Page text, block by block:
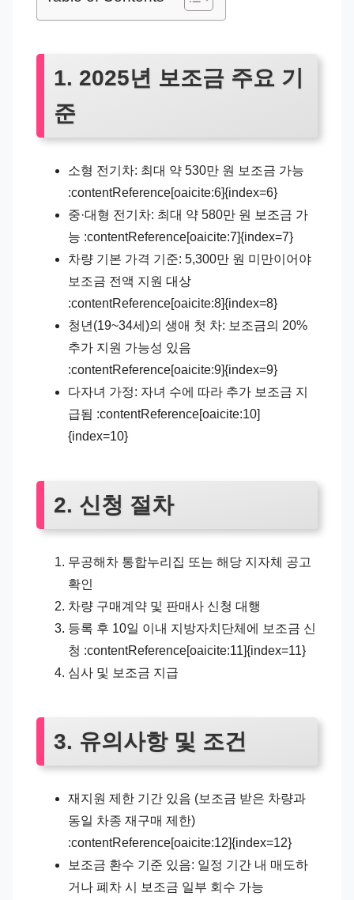
1. 2025년 보조금 주요 기
준
소형 전기차: 최대 약 530만 원 보조금 가능
:contentReference[oaicite:6]{index=6}
중·대형 전기차: 최대 약 580만 원 보조금 가
능 :contentReference[oaicite:7]{index=7}
차량 기본 가격 기준: 5,300만 원 미만이어야
보조금 전액 지원 대상
:contentReference[oaicite:8]{index=8}
청년(19~34세)의 생애 첫 차: 보조금의 20%
추가 지원 가능성 있음
:contentReference[oaicite:9]{index=9}
다자녀 가정: 자녀 수에 따라 추가 보조금 지
급됨 :contentReference[oaicite:10]
{index=10}
2. 신청 절차
무공해차 통합누리집 또는 해당 지자체 공고
확인
차량 구매계약 및 판매사 신청 대행
등록 후 10일 이내 지방자치단체에 보조금 신
청 :contentReference[oaicite:11]{index=11}
심사 및 보조금 지급
3. 유의사항 및 조건
재지원 제한 기간 있음 (보조금 받은 차량과
동일 차종 재구매 제한)
:contentReference[oaicite:12]{index=12}
보조금 환수 기준 있음: 일정 기간 내 매도하
거나 폐차 시 보조금 일부 회수 가능